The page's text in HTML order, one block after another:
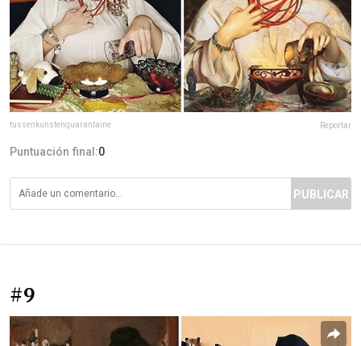
tussenkunstenquarantaine Reportar
Puntuación final:0
PUBLICAR
#9